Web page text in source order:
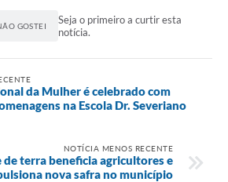
GOSTEI
Seja o primeiro a curtir esta
notícia.
da Mulher é celebrado com
na Escola Dr. Severiano
NOTÍCIA MENOS RECENTE
de terra beneficia agricultores e
nova safra no município